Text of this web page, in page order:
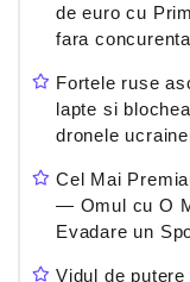
de euro cu
fara concurenta
Fortele ruse
lapte si
dronele
Cel Mai
— Omul cu O
Evadare un
Vidul de